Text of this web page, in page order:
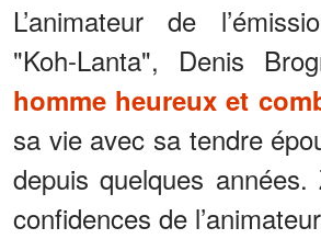
L’animateur de
"Koh-Lanta", Denis
homme heureux et
sa vie avec sa tendre
depuis quelques
confidences de